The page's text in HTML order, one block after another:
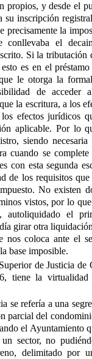
propios, y desde el
su inscripción
precisamente la
el
Si la tributación
es en el
le otorga la
de acceder
la escritura, a los
efectos jurídicos
aplicable. Por lo
siendo
cuando se
con esta segunda
de los requisitos
No existen
vistos, por lo
el
girar otra
coloca ante el
base imposible.
de Justicia
tiene la
se refería a una
parcial del
el Ayuntamiento
sector, no
delimitado por